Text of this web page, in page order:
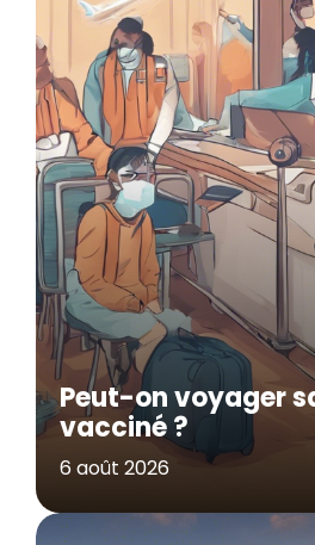
Peut-on voyager
vacciné ?
6 août 2026